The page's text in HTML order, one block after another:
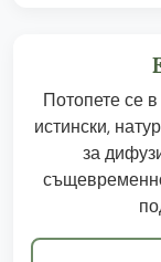
Потопете се
истински,
за